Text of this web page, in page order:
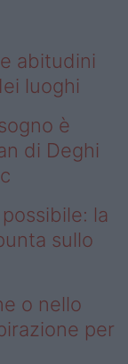
abitudini
luoghi
è
di Deghi
la
sullo
o nello
per